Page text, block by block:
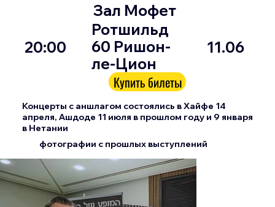
Концерты с аншлагом состоялись в Хайфе 14
апреля, Ашдоде 11 июля в прошлом году и 9 января
в Нетании
фотографии с прошлых выступлений
20:00
Зал Мофет
Ротшильд
60 Ришон-
ле-Цион
11.06
Купить билеты